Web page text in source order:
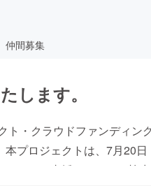
仲間募集
します。
ト・クラウドファンディン
プロジェクトは、7月20
まのご支援ならびにご協